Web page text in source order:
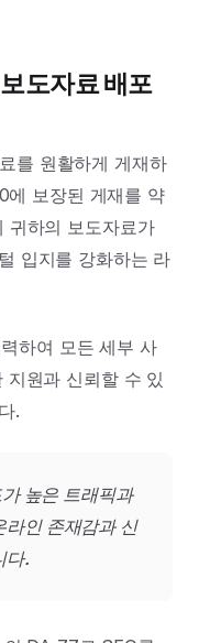
도자료 배포
를 원활하게 게재하
에 보장된 게재를 약
귀하의 보도자료가
입지를 강화하는 라
하여 모든 세부 사
지원과 신뢰할 수 있
.
높은 트래픽과
라인 존재감과 신
다.